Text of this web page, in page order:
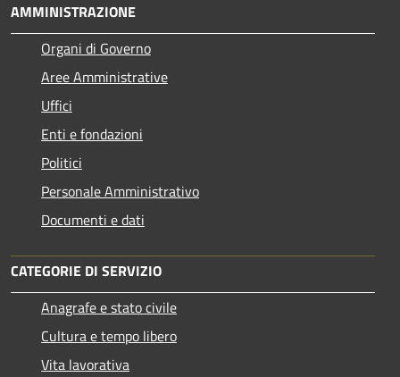
AMMINISTRAZIONE
Organi di Governo
Aree Amministrative
Uffici
Enti e fondazioni
Politici
Personale Amministrativo
Documenti e dati
CATEGORIE DI SERVIZIO
Anagrafe e stato civile
Cultura e tempo libero
Vita lavorativa